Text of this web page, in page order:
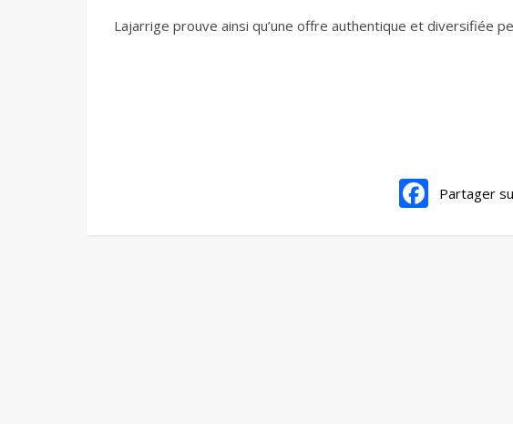
Lajarrige prouve ainsi qu’une offre authentique et diversifiée
Partager